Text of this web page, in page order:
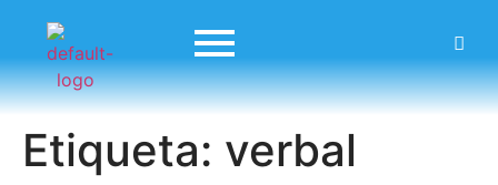
Etiqueta: verbal